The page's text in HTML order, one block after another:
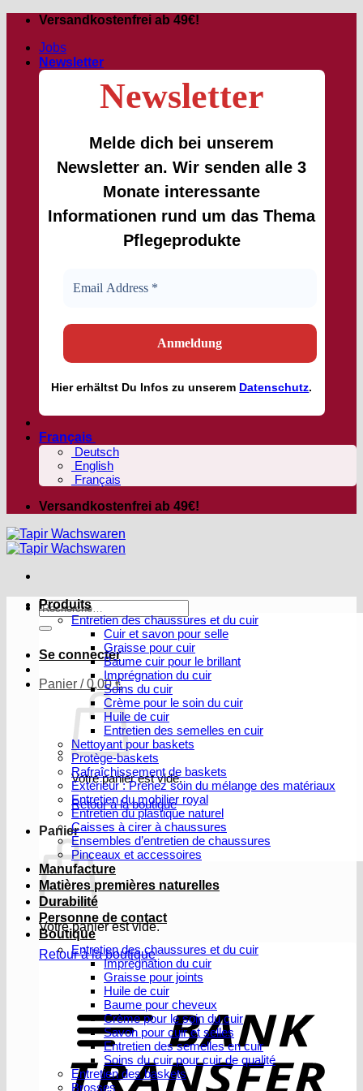
Passer
contenu
Versandkostenfrei ab 49€!
Jobs
Newsletter
Newsletter
Melde dich bei unserem
Newsletter an. Wir senden alle 3
Monate interessante
Informationen rund um das Thema
Pflegeprodukte
Hiererhältst Du Infos zu unserem Datenschutz.
Français
Deutsch
English
Français
Versandkostenfrei ab 49€!
Recherche
pour :
Se connecter
Panier /0,00€
Votre panier est vide.
Retour à la boutique
Panier
Votre panier est vide.
Retour à la boutique
Produits
Entretien des chaussures et du cuir
Cuir et savon pour selle
Graisse pour cuir
Baume cuir pour le brillant
Imprégnation du cuir
Soins du cuir
Crème pour le soin du cuir
Huile de cuir
Entretien des semelles en cuir
Nettoyant pour baskets
Protège-baskets
Rafraîchissement de baskets
Extérieur : Prenez soin du mélange des matériaux
Entretien du mobilier royal
Entretien du plastique naturel
Caisses à cirer à chaussures
Ensembles d’entretien de chaussures
Pinceaux et accessoires
Manufacture
Matières premières naturelles
Durabilité
Personne de contact
Boutique
Entretien des chaussures et du cuir
Imprégnation du cuir
Graisse pour joints
Huile de cuir
Baume pour cheveux
Crème pour le soin du cuir
Savon pour cuir et selles
Entretien des semelles en cuir
Soins du cuir pour cuir de qualité
Entretien des baskets
Brosses